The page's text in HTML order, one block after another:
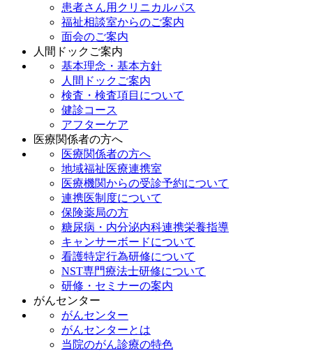
患者さん用クリニカルパス
福祉相談室からのご案内
面会のご案内
人間ドックご案内
基本理念・基本方針
人間ドックご案内
検査・検査項目について
健診コース
アフターケア
医療関係者の方へ
医療関係者の方へ
地域福祉医療連携室
医療機関からの受診予約について
連携医制度について
保険薬局の方
糖尿病・内分泌内科連携栄養指導
キャンサーボードについて
看護特定行為研修について
NST専門療法士研修について
研修・セミナーの案内
がんセンター
がんセンター
がんセンターとは
当院のがん診療の特色